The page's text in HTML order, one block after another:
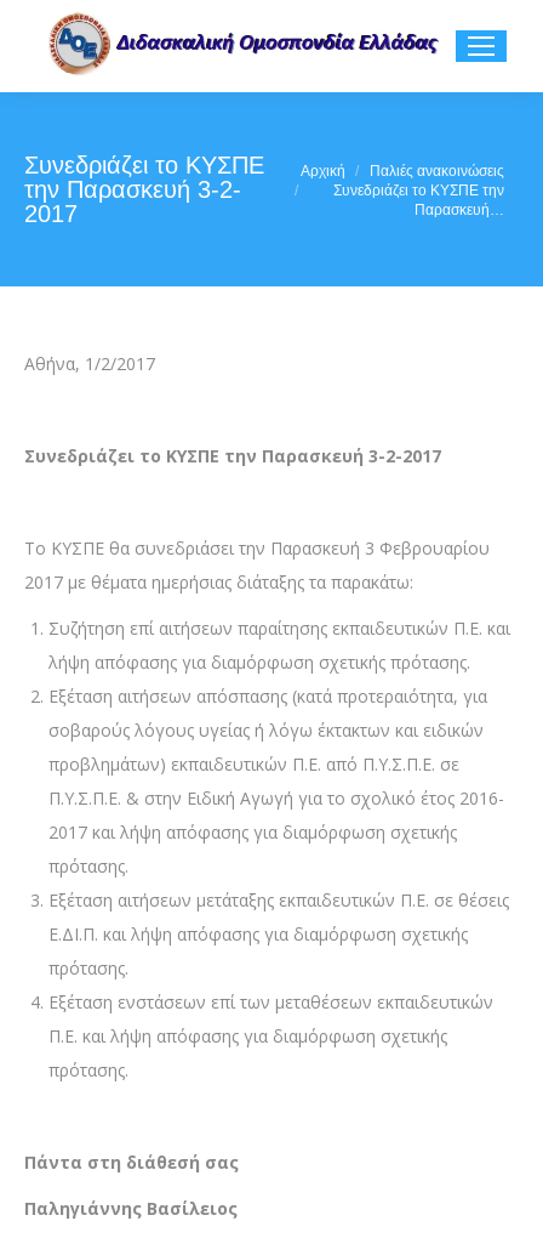
Συνεδριάζει το ΚΥΣΠΕ
την Παρασκευή 3-2-
2017
You are here:
Αρχική
Παλιές ανακοινώσεις
Συνεδριάζει το ΚΥΣΠΕ την
Παρασκευή…
Αθήνα, 1/2/2017
Συνεδριάζει το ΚΥΣΠΕ την Παρασκευή 3-2-2017
Το ΚΥΣΠΕ θα συνεδριάσει την Παρασκευή 3 Φεβρουαρίου
2017 με θέματα ημερήσιας διάταξης τα παρακάτω:
Συζήτηση επί αιτήσεων παραίτησης εκπαιδευτικών Π.Ε. και
λήψη απόφασης για διαμόρφωση σχετικής πρότασης.
Εξέταση αιτήσεων απόσπασης (κατά προτεραιότητα, για
σοβαρούς λόγους υγείας ή λόγω έκτακτων και ειδικών
προβλημάτων) εκπαιδευτικών Π.Ε. από Π.Υ.Σ.Π.Ε. σε
Π.Υ.Σ.Π.Ε. & στην Ειδική Αγωγή για το σχολικό έτος 2016-
2017 και λήψη απόφασης για διαμόρφωση σχετικής
πρότασης.
Εξέταση αιτήσεων μετάταξης εκπαιδευτικών Π.Ε. σε θέσεις
Ε.ΔΙ.Π. και λήψη απόφασης για διαμόρφωση σχετικής
πρότασης.
Εξέταση ενστάσεων επί των μεταθέσεων εκπαιδευτικών
Π.Ε. και λήψη απόφασης για διαμόρφωση σχετικής
πρότασης.
Πάντα στη διάθεσή σας
Παληγιάννης Βασίλειος